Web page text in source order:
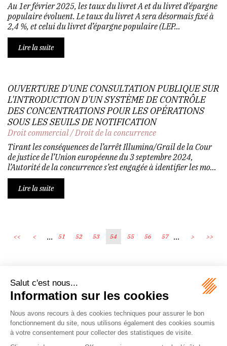
Au 1er février 2025, les taux du livret A et du livret d’épargne
populaire évoluent. Le taux du livret A sera désormais fixé à
2,4 %, et celui du livret d’épargne populaire (LEP...
Lire la suite
OUVERTURE D'UNE CONSULTATION PUBLIQUE SUR
L'INTRODUCTION D'UN SYSTÈME DE CONTRÔLE
DES CONCENTRATIONS POUR LES OPÉRATIONS
SOUS LES SEUILS DE NOTIFICATION
Droit commercial/Droit de la concurrence
Tirant les conséquences de l’arrêt Illumina/Grail de la Cour
de justice de l’Union européenne du 3 septembre 2024,
l’Autorité de la concurrence s’est engagée à identifier les mo...
Lire la suite
<< < ... 51 52 53 54 55 56 57 ... > >>
Écosystème
Carrières